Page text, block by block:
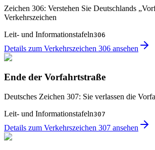
Zeichen 306: Verstehen Sie Deutschlands
Verkehrszeichen
Leit- und Informationstafeln306
Details zum Verkehrszeichen 306 ansehen
Ende der Vorfahrtstraße
Deutsches Zeichen 307: Sie verlassen die
Leit- und Informationstafeln307
Details zum Verkehrszeichen 307 ansehen